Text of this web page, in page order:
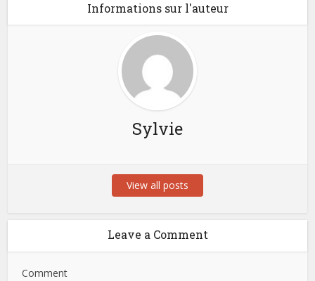
Informations sur l'auteur
Sylvie
View all posts
Leave a Comment
Comment